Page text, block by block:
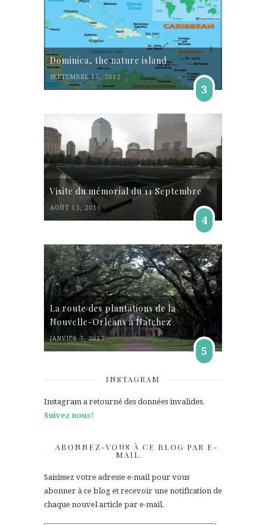
Dominica, the nature island
SEPTEMBRE 15, 2012
3
Visite du mémorial du 11 Septembre
AOÛT 15, 2015
4
La route des plantations de la
Nouvelle-Orléans à Natchez
JANVIER 7, 2017
5
INSTAGRAM
Instagram a retourné des données invalides.
Suivez nous!
ABONNEZ-VOUS À CE BLOG PAR E-
MAIL.
Saisissez votre adresse e-mail pour vous
abonner à ce blog et recevoir une notification de
chaque nouvel article par e-mail.